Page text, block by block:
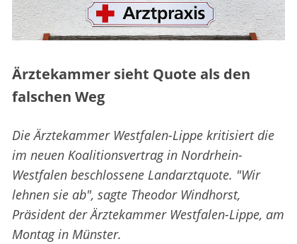
Ärztekammer sieht Quote als den
falschen Weg
Die Ärztekammer Westfalen-Lippe kritisiert die
im neuen Koalitionsvertrag in Nordrhein-
Westfalen beschlossene Landarztquote. "Wir
lehnen sie ab", sagte Theodor Windhorst,
Präsident der Ärztekammer Westfalen-Lippe, am
Montag in Münster.